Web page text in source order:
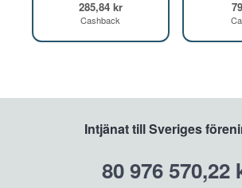
285,84 kr
Cashback
Intjänat till Sveriges
80 976 570,22